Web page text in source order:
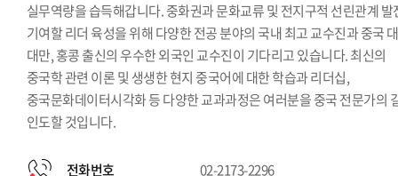
실무역량을 습득해갑니다. 중화권과 문화교류 및 전지구적 선린관계 발
기여할 리더 육성을 위해 다양한 전공 분야의 국내 최고 교수진과 중국
대만, 홍콩 출신의 우수한 외국인 교수진이 기다리고 있습니다. 최신의
중국학 관련 이론 및 생생한 현지 중국어에 대한 학습과 리더십,
중국문화데이터시각화 등 다양한 교과과정은 여러분을 중국 전문가의
인도할 것입니다.
전화번호 02-2173-2296